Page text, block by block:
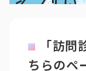
「訪
ちらのペ